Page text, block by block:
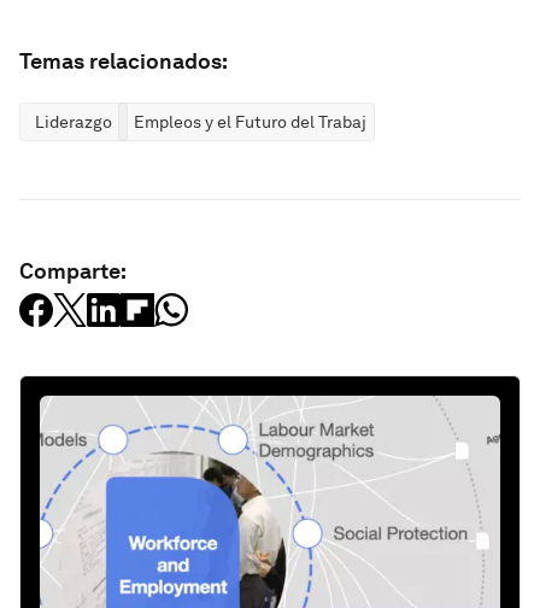
Temas relacionados:
Liderazgo Empleos y el Futuro del Trabajo
Comparte: